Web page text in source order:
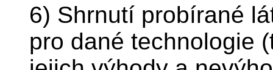
6) Shrnutí probírané
pro dané technologie